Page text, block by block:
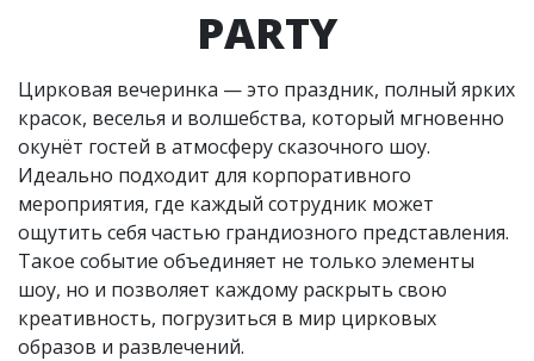
PARTY
Цирковая вечеринка — это праздник, полный ярких
красок, веселья и волшебства, который мгновенно
окунёт гостей в атмосферу сказочного шоу.
Идеально подходит для корпоративного
мероприятия, где каждый сотрудник может
ощутить себя частью грандиозного представления.
Такое событие объединяет не только элементы
шоу, но и позволяет каждому раскрыть свою
креативность, погрузиться в мир цирковых
образов и развлечений.